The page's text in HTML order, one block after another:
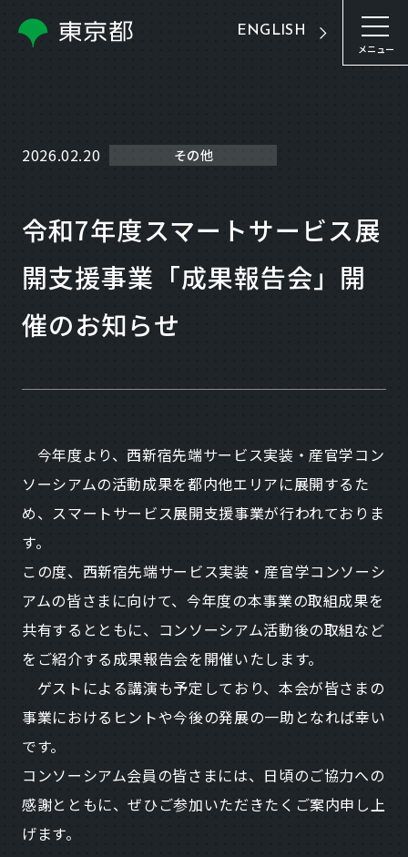
ENGLISH
メニュー
2026.02.20 その他
令和7年度スマートサービス展
開支援事業「成果報告会」開
催のお知らせ
今年度より、西新宿先端サービス実装・産官学コン
ソーシアムの活動成果を都内他エリアに展開するた
め、スマートサービス展開支援事業が行われておりま
す。
この度、西新宿先端サービス実装・産官学コンソーシ
アムの皆さまに向けて、今年度の本事業の取組成果を
共有するとともに、コンソーシアム活動後の取組など
をご紹介する成果報告会を開催いたします。
ゲストによる講演も予定しており、本会が皆さまの
事業におけるヒントや今後の発展の一助となれば幸い
です。
コンソーシアム会員の皆さまには、日頃のご協力への
感謝とともに、ぜひご参加いただきたくご案内申し上
げます。